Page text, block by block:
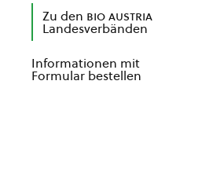
Zu den bio austria
Landesverbänden
Informationen mit
Formular bestellen